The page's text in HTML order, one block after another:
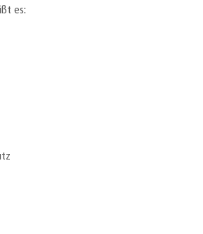
es: